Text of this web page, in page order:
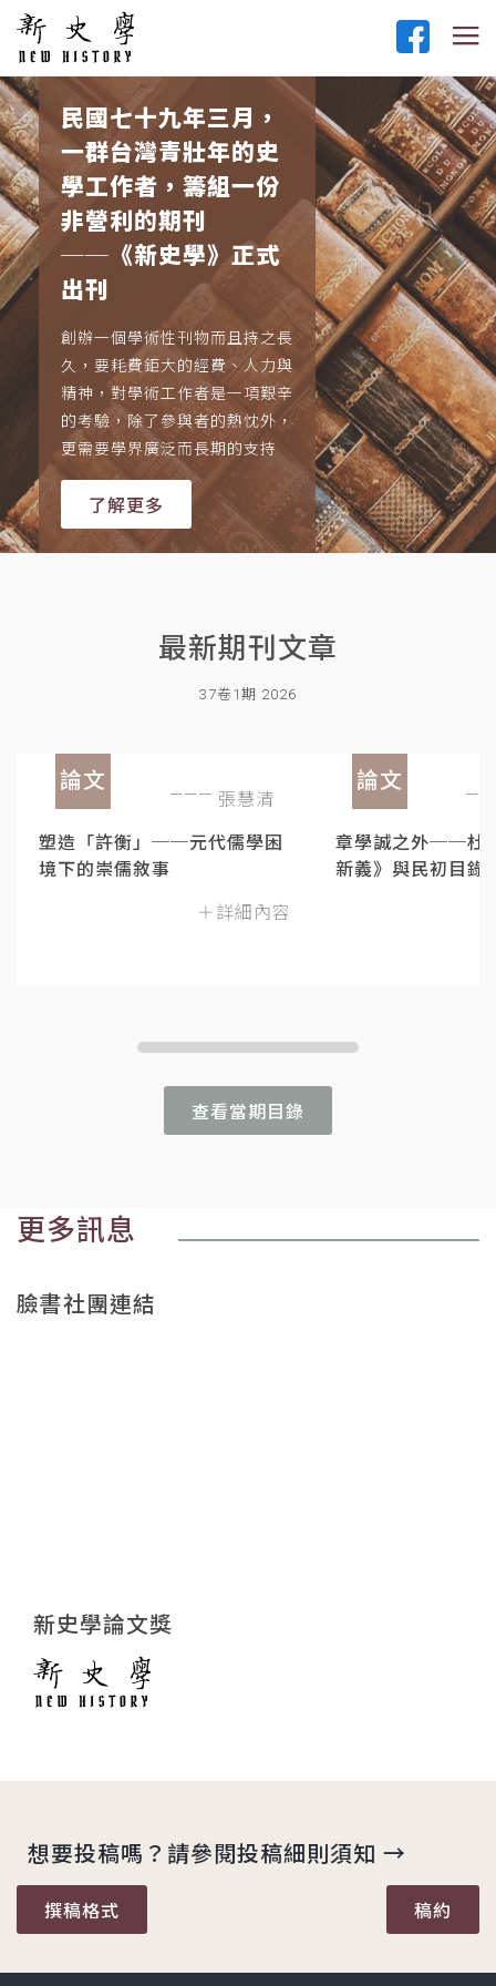
民國七十九年三月，
一群台灣青壯年的史
學工作者，籌組一份
非營利的期刊
──《新史學》正式
出刊
創辦一個學術性刊物而且持之長
久，要耗費鉅大的經費、人力與
精神，對學術工作者是一項艱辛
的考驗，除了參與者的熱忱外，
更需要學界廣泛而長期的支持
了解更多
最新期刊文章
37卷1期 2026
論文
張慧清
塑造「許衡」──元代儒學困
境下的崇儒敘事
＋詳細內容
論文
章學誠之外──杜
新義》與民初目錄
查看當期目錄
更多訊息
臉書社團連結
新史學論文獎
想要投稿嗎？請參閱投稿細則須知 →
撰稿格式 稿約